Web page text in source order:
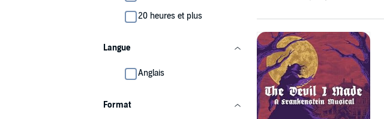
20 heures et plus
Langue
Anglais
Format